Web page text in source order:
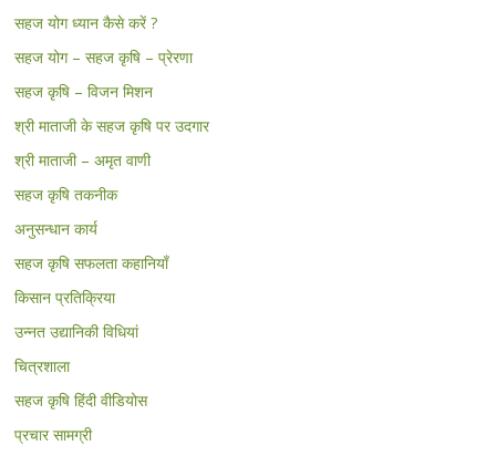
सहज योग ध्यान कैसे करें ?
सहज योग – सहज कृषि – प्रेरणा
सहज कृषि – विजन मिशन
श्री माताजी के सहज कृषि पर उदगार
श्री माताजी – अमृत वाणी
सहज कृषि तकनीक
अनुसन्धान कार्य
सहज कृषि सफलता कहानियाँ
किसान प्रतिक्रिया
उन्नत उद्यानिकी विधियां
चित्रशाला
सहज कृषि हिंदी वीडियोस
प्रचार सामग्री